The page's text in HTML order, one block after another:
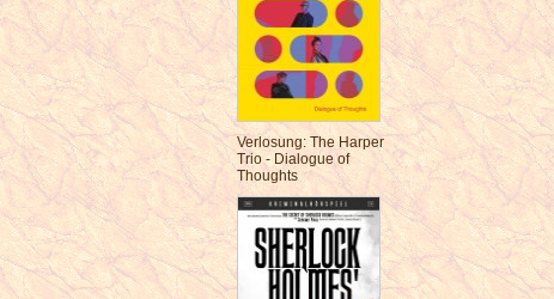
Verlosung: The Harper
Trio - Dialogue of
Thoughts